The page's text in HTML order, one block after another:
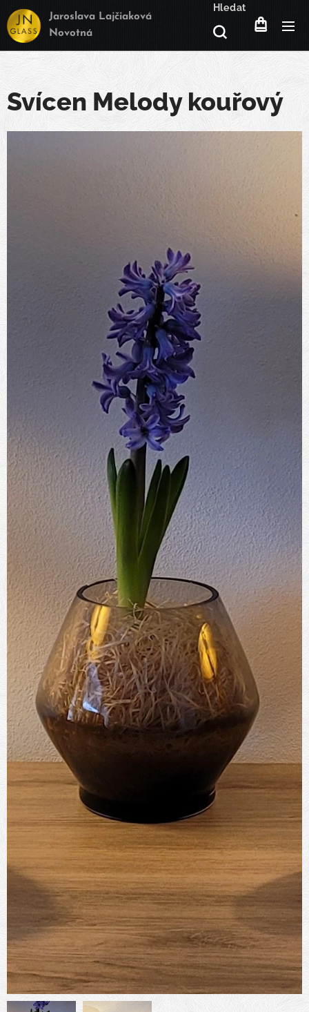
Jaroslava Lajčiaková
Novotná
Hledat
Svícen Melody kouřový